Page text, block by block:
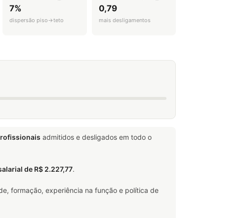
7%
dispersão piso→teto
0,79
mais desligamentos
admitidos e desligados em todo o
de R$ 2.227,77.
formação, experiência na função e política de